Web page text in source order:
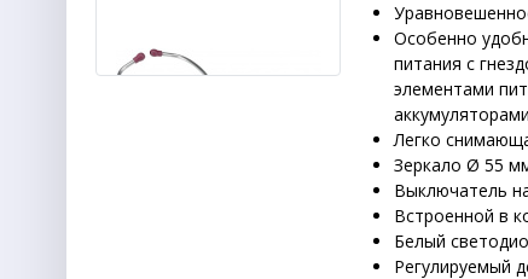
Особенно
питания с
элементами
Легко
Зеркало Ø 55
Выключатель
Встроенной в
Белый
Регулируемый